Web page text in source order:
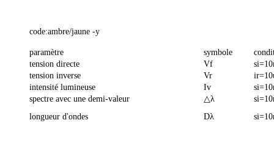
code:ambre/jaune -y
paramètre symbole
tension directe
Vf
tension inverse
Vr
intensité lumineuse
Iv
spectre avec une demi-valeur
△λ
longueur d'ondes
Dλ